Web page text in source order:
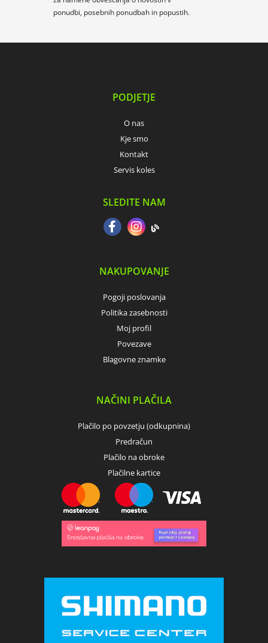
ponudbi, posebnih ponudbah in popustih.
PODJETJE
O nas
Kje smo
Kontakt
Servis koles
SLEDITE NAM
NAKUPOVANJE
Pogoji poslovanja
Politika zasebnosti
Moj profil
Povezave
Blagovne znamke
NAČINI PLAČILA
Plačilo po povzetju (odkupnina)
Predračun
Plačilo na obroke
Plačilne kartice